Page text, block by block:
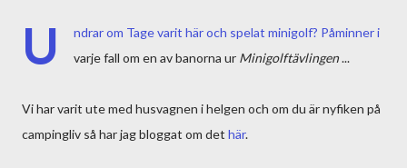
U
ndrar om Tage varit här och spelat minigolf? Påminner i
varje fall om en av banorna ur Minigolftävlingen...
Vi har varit ute med husvagnen i helgen och om du är nyfiken på
campingliv så har jag bloggat om det här.